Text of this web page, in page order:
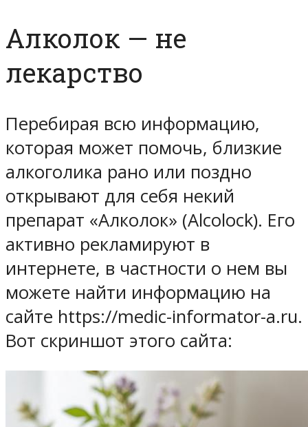
Алколок — не
лекарство
Перебирая всю информацию,
которая может помочь, близкие
алкоголика рано или поздно
открывают для себя некий
препарат «Алколок» (Alcolock). Его
активно рекламируют в
интернете, в частности о нем вы
можете найти информацию на
сайте https://medic-informator-a.ru.
Вот скриншот этого сайта: